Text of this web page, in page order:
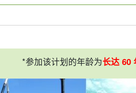
*参加该计划的年龄为长达 60